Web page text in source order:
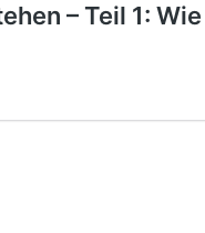
– Teil 1: